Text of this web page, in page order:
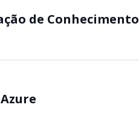
de Conhecimento